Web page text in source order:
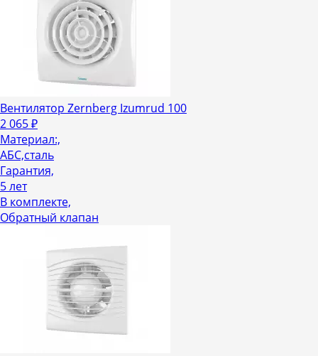
Вентилятор Zernberg Izumrud 100
2 065₽
Материал:,
АБС,сталь
Гарантия,
5 лет
В комплекте,
Обратный клапан